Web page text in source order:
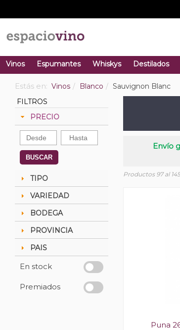
Vinos Espumantes Whiskys Destilados
Estás en: Vinos Blanco
Sauvignon Blanc
FILTROS
PRECIO
BUSCAR
TIPO
VARIEDAD
BODEGA
PROVINCIA
PAIS
En stock
Premiados
Envío
Productos 97 al
Puna